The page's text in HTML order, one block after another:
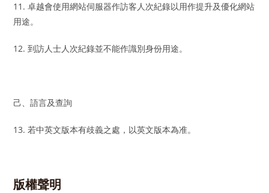
11. 卓越會使用網站伺服器作訪客人次紀錄以用作提升及優化網站
用途。
12. 到訪人士人次紀錄並不能作識別身份用途。
己、語言及查詢
13. 若中英文版本有歧義之處，以英文版本為准。
版權聲明